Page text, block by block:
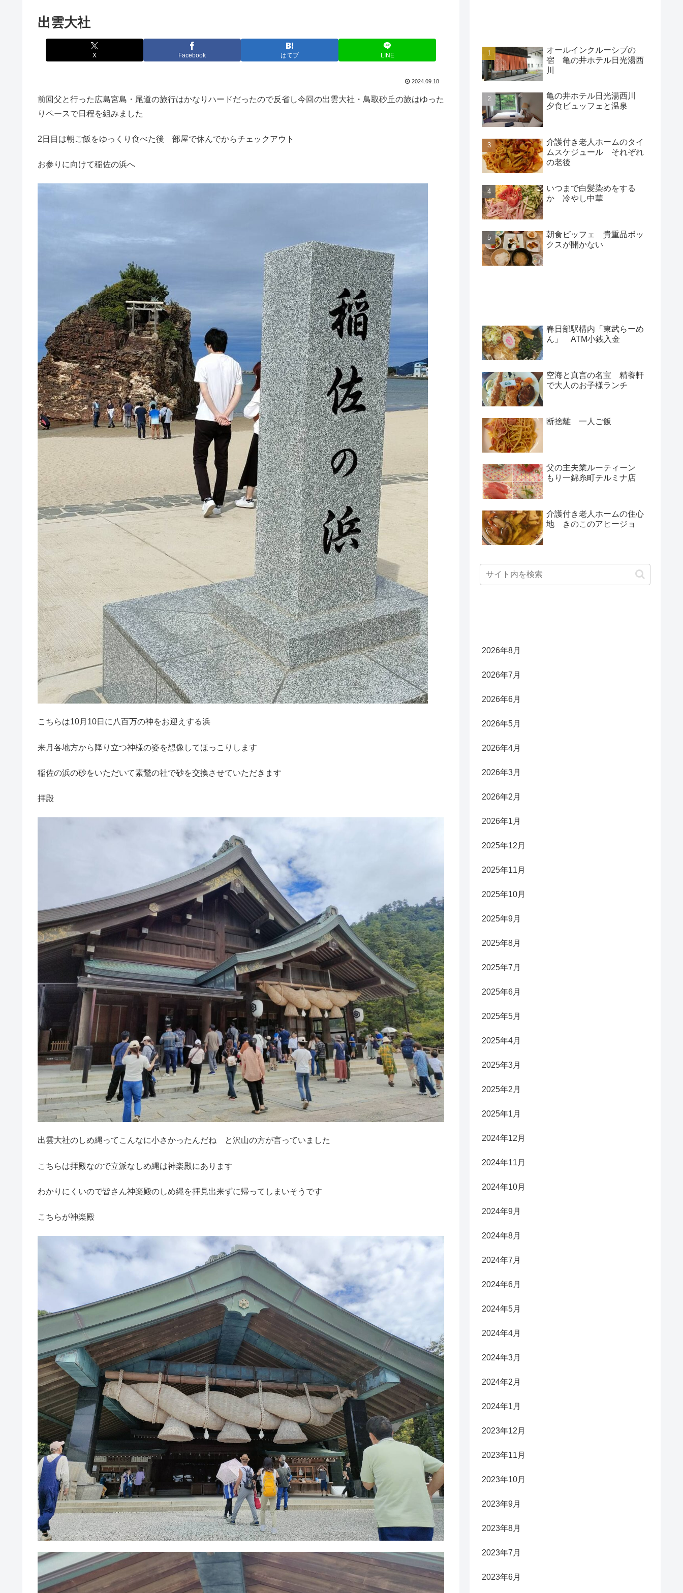
出雲大社
X Facebook はてブ LINE
2024.09.18
前回父と行った広島宮島・尾道の旅行はかなりハードだったので反省し今回の出雲大社・鳥取砂丘の旅はゆった
りペースで日程を組みました
2日目は朝ご飯をゆっくり食べた後 部屋で休んでからチェックアウト
お参りに向けて稲佐の浜へ
こちらは10月10日に八百万の神をお迎えする浜
来月各地方から降り立つ神様の姿を想像してほっこりします
稲佐の浜の砂をいただいて素鵞の社で砂を交換させていただきます
拝殿
出雲大社のしめ縄ってこんなに小さかったんだね と沢山の方が言っていました
こちらは拝殿なので立派なしめ縄は神楽殿にあります
わかりにくいので皆さん神楽殿のしめ縄を拝見出来ずに帰ってしまいそうです
こちらが神楽殿
オールインクルーシブの
宿 亀の井ホテル日光湯西
川
亀の井ホテル日光湯西川
夕食ビュッフェと温泉
介護付き老人ホームのタイ
ムスケジュール それぞれ
の老後
いつまで白髪染めをする
か 冷やし中華
朝食ビッフェ 貴重品ボッ
クスが開かない
春日部駅構内「東武らーめ
ん」 ATM小銭入金
空海と真言の名宝 精養軒
で大人のお子様ランチ
断捨離 一人ご飯
父の主夫業ルーティーン
もり一錦糸町テルミナ店
介護付き老人ホームの住心
地 きのこのアヒージョ
2026年8月
2026年7月
2026年6月
2026年5月
2026年4月
2026年3月
2026年2月
2026年1月
2025年12月
2025年11月
2025年10月
2025年9月
2025年8月
2025年7月
2025年6月
2025年5月
2025年4月
2025年3月
2025年2月
2025年1月
2024年12月
2024年11月
2024年10月
2024年9月
2024年8月
2024年7月
2024年6月
2024年5月
2024年4月
2024年3月
2024年2月
2024年1月
2023年12月
2023年11月
2023年10月
2023年9月
2023年8月
2023年7月
2023年6月